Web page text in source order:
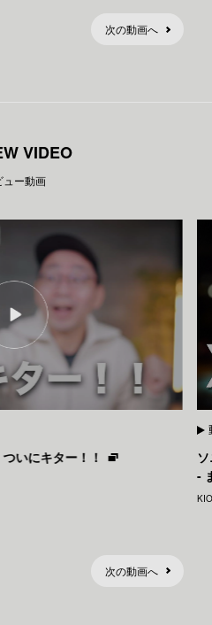
次の動画へ
VIDEO
ュー動画
いにキター！！
-
次の動画へ